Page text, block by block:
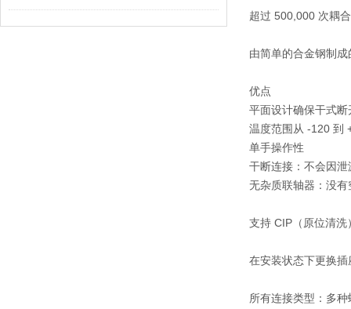
超过 500,000 次耦
由简单的合金钢制
优点
平面设计确保干式
温度范围从 -120 到
单手操作性
干断连接：不会因
无杂质联轴器：没
支持 CIP（原位清
在安装状态下更换
所有连接类型：多